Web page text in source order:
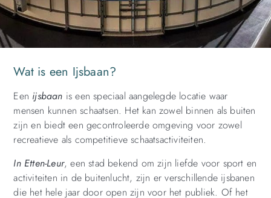
Wat is een Ijsbaan?
Een ijsbaan is een speciaal aangelegde locatie waar
mensen kunnen schaatsen. Het kan zowel binnen als buiten
zijn en biedt een gecontroleerde omgeving voor zowel
recreatieve als competitieve schaatsactiviteiten.
In Etten-Leur, een stad bekend om zijn liefde voor sport en
activiteiten in de buitenlucht, zijn er verschillende ijsbanen
die het hele jaar door open zijn voor het publiek. Of het